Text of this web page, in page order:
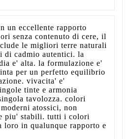
un eccellente rapporto
senza contenuto di cere, il
le migliori terre naturali
di cadmio autentici. la
e' alta. la formulazione e'
per un perfetto equilibrio
vivacita' e'
tinte e armonia
tavolozza. colori
atossici, non
piu' stabili. tutti i colori
loro in qualunque rapporto e